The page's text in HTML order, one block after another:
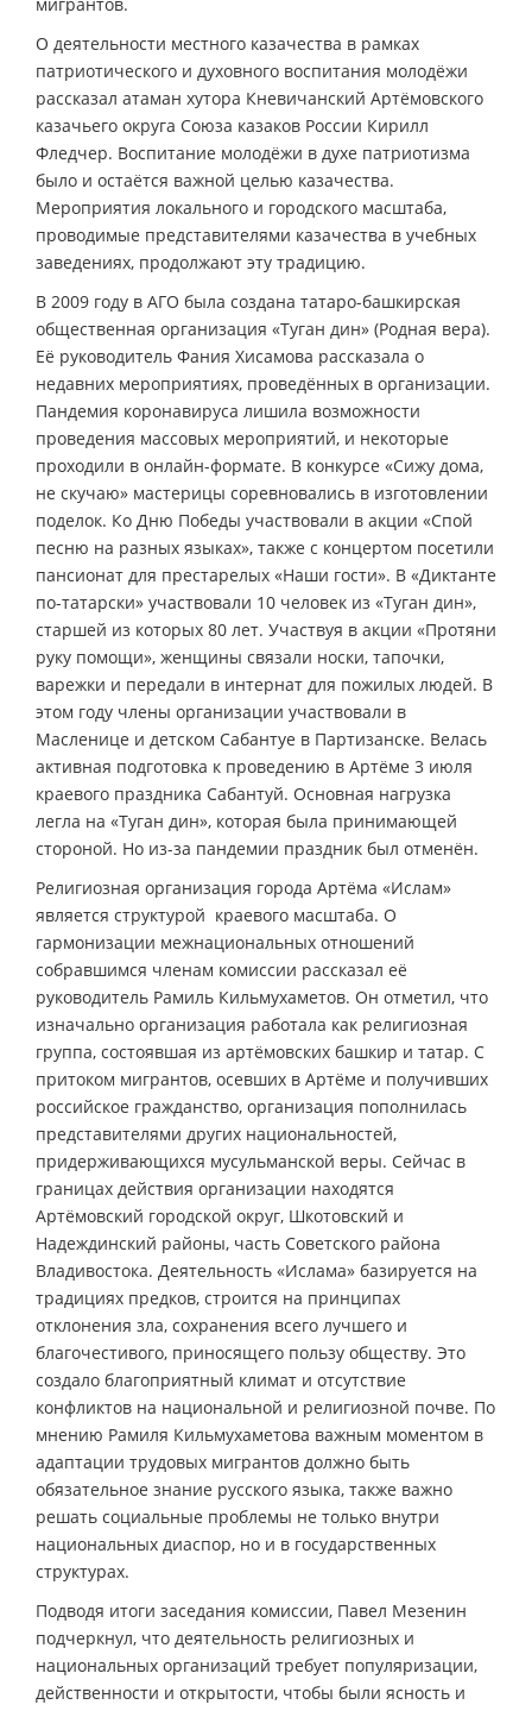
О деятельности местного казачества в рамках
патриотического и духовного воспитания молодёжи
рассказал атаман хутора Кневичанский Артёмовского
казачьего округа Союза казаков России Кирилл
Фледчер. Воспитание молодёжи в духе патриотизма
было и остаётся важной целью казачества.
Мероприятия локального и городского масштаба,
проводимые представителями казачества в учебных
заведениях, продолжают эту традицию.
В 2009 году в АГО была создана татаро-башкирская
общественная организация «Туган дин» (Родная вера).
Её руководитель Фания Хисамова рассказала о
недавних мероприятиях, проведённых в организации.
Пандемия коронавируса лишила возможности
проведения массовых мероприятий, и некоторые
проходили в онлайн-формате. В конкурсе «Сижу дома,
не скучаю» мастерицы соревновались в изготовлении
поделок. Ко Дню Победы участвовали в акции «Спой
песню на разных языках», также с концертом посетили
пансионат для престарелых «Наши гости». В «Диктанте
по-татарски» участвовали 10 человек из «Туган дин»,
старшей из которых 80 лет. Участвуя в акции «Протяни
руку помощи», женщины связали носки, тапочки,
варежки и передали в интернат для пожилых людей. В
этом году члены организации участвовали в
Масленице и детском Сабантуе в Партизанске. Велась
активная подготовка к проведению в Артёме 3 июля
краевого праздника Сабантуй. Основная нагрузка
легла на «Туган дин», которая была принимающей
стороной. Но из-за пандемии праздник был отменён.
Религиозная организация города Артёма «Ислам»
является структурой краевого масштаба. О
гармонизации межнациональных отношений
собравшимся членам комиссии рассказал её
руководитель Рамиль Кильмухаметов. Он отметил, что
изначально организация работала как религиозная
группа, состоявшая из артёмовских башкир и татар. С
притоком мигрантов, осевших в Артёме и получивших
российское гражданство, организация пополнилась
представителями других национальностей,
придерживающихся мусульманской веры. Сейчас в
границах действия организации находятся
Артёмовский городской округ, Шкотовский и
Надеждинский районы, часть Советского района
Владивостока. Деятельность «Ислама» базируется на
традициях предков, строится на принципах
отклонения зла, сохранения всего лучшего и
благочестивого, приносящего пользу обществу. Это
создало благоприятный климат и отсутствие
конфликтов на национальной и религиозной почве. По
мнению Рамиля Кильмухаметова важным моментом в
адаптации трудовых мигрантов должно быть
обязательное знание русского языка, также важно
решать социальные проблемы не только внутри
национальных диаспор, но и в государственных
структурах.
Подводя итоги заседания комиссии, Павел Мезенин
подчеркнул, что деятельность религиозных и
национальных организаций требует популяризации,
действенности и открытости, чтобы были ясность и